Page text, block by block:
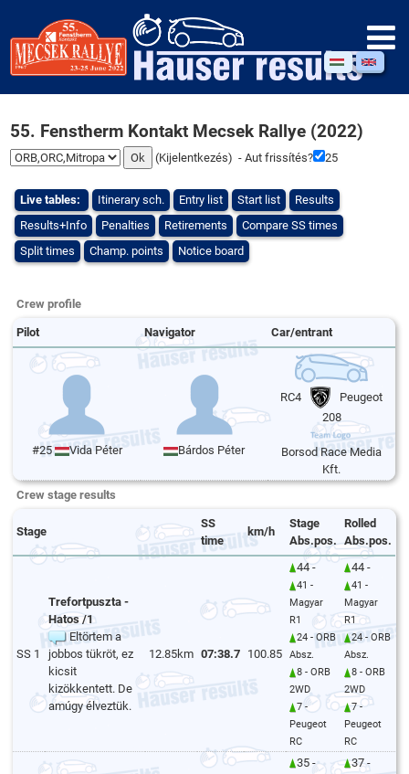
55. Fenstherm Kontakt Mecsek Rallye (2022)
(Kijelentkezés) - Aut frissítés? 25
Live tables: Itinerary sch. Entry list Start list
Results
Results+Info
Penalties Retirements
Compare SS times
Split times
Champ. points Notice board
Crew profile
Pilot Navigator Car/entrant
#25 Vida Péter Bárdos Péter
RC4
Peugeot
208
Borsod Race Media
Kft.
Crew stage results
Stage
SS
time
km/h
Stage
Abs.pos.
Rolled
Abs.pos.
SS 1
Trefortpuszta -
Hatos /1
Eltörtem a
jobbos tükröt, ez
kicsit
kizökkentett. De
amúgy élveztük.
12.85km 07:38.7 100.85
44 -
41 -
Magyar
R1
24 - ORB
Absz.
8 - ORB
2WD
7 -
Peugeot
RC
44 -
41 -
Magyar
R1
24 - ORB
Absz.
8 - ORB
2WD
7 -
Peugeot
RC
35 - 37 -